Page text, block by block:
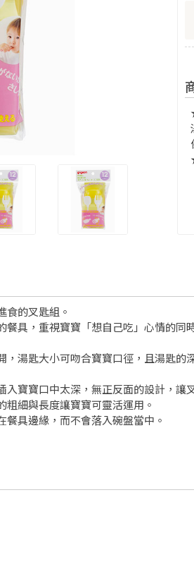
的叉匙組。
餐具，重視寶寶「想自己吃」心情的
湯匙大小可吻合寶寶口徑，且湯匙
寶寶口中太深，無正反面的設計，讓
細與長度讓寶寶可靈活運用。
具邊緣，而不會落入碗盤當中。